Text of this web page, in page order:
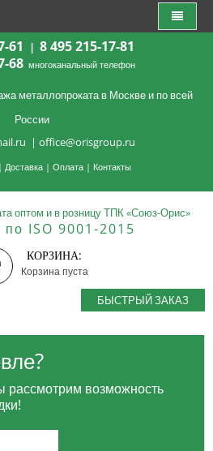
61 | 8 495 215-17-81
68 многоканальный телефон
металлопроката в Москве и по всей
России
| office@orisgroup.ru
Доставка| Оплата| Контакты
ISO 9001-2015
КОРЗИНА:
Корзина пуста
БЫСТРЫЙ ЗАКАЗ
рассмотрим возможность